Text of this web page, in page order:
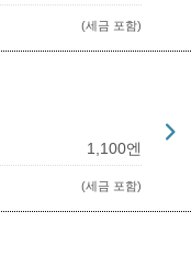
(세금 포함)
1,100엔
(세금 포함)